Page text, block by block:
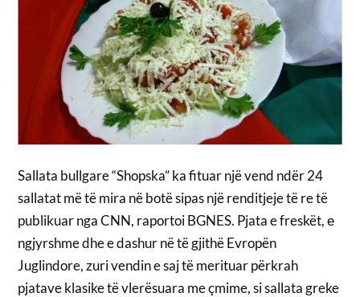
Sallata bullgare “Shopska” ka fituar një vend ndër 24
sallatat më të mira në botë sipas një renditjeje të re të
publikuar nga CNN, raportoi BGNES. Pjata e freskët, е
ngjyrshme dhe e dashur në të gjithë Evropën
Juglindore, zuri vendin e saj të merituar përkrah
pjatave klasike të vlerësuara me çmime, si sallata greke